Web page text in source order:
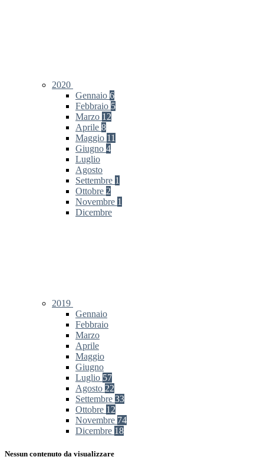
2020
Gennaio 6
Febbraio 5
Marzo 12
Aprile 8
Maggio 11
Giugno 4
Luglio
Agosto
Settembre 1
Ottobre 2
Novembre 1
Dicembre
2019
Gennaio
Febbraio
Marzo
Aprile
Maggio
Giugno
Luglio 57
Agosto 22
Settembre 33
Ottobre 12
Novembre 74
Dicembre 18
Nessun contenuto da visualizzare